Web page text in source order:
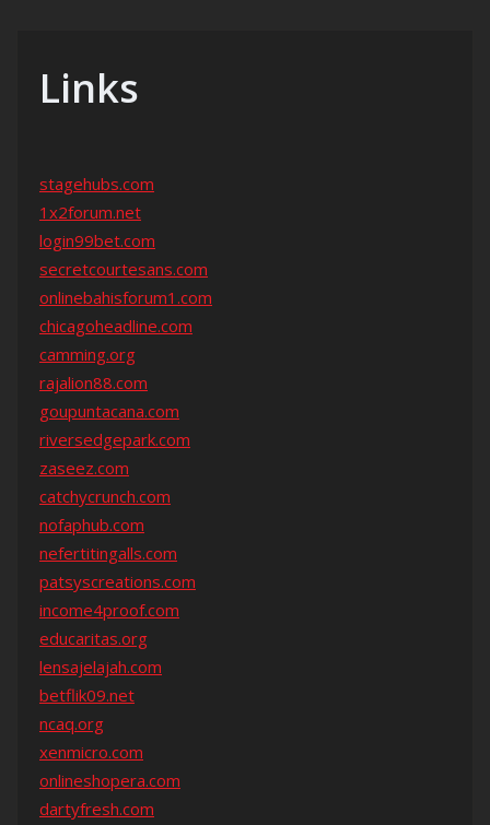
Links
stagehubs.com
1x2forum.net
login99bet.com
secretcourtesans.com
onlinebahisforum1.com
chicagoheadline.com
camming.org
rajalion88.com
goupuntacana.com
riversedgepark.com
zaseez.com
catchycrunch.com
nofaphub.com
nefertitingalls.com
patsyscreations.com
income4proof.com
educaritas.org
lensajelajah.com
betflik09.net
ncaq.org
xenmicro.com
onlineshopera.com
dartyfresh.com